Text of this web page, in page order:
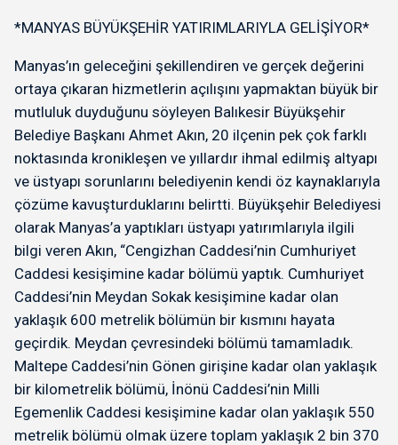
*MANYAS BÜYÜKŞEHİR YATIRIMLARIYLA GELİŞİYOR*
Manyas’ın geleceğini şekillendiren ve gerçek değerini
ortaya çıkaran hizmetlerin açılışını yapmaktan büyük bir
mutluluk duyduğunu söyleyen Balıkesir Büyükşehir
Belediye Başkanı Ahmet Akın, 20 ilçenin pek çok farklı
noktasında kronikleşen ve yıllardır ihmal edilmiş altyapı
ve üstyapı sorunlarını belediyenin kendi öz kaynaklarıyla
çözüme kavuşturduklarını belirtti. Büyükşehir Belediyesi
olarak Manyas’a yaptıkları üstyapı yatırımlarıyla ilgili
bilgi veren Akın, “Cengizhan Caddesi’nin Cumhuriyet
Caddesi kesişimine kadar bölümü yaptık. Cumhuriyet
Caddesi’nin Meydan Sokak kesişimine kadar olan
yaklaşık 600 metrelik bölümün bir kısmını hayata
geçirdik. Meydan çevresindeki bölümü tamamladık.
Maltepe Caddesi’nin Gönen girişine kadar olan yaklaşık
bir kilometrelik bölümü, İnönü Caddesi’nin Milli
Egemenlik Caddesi kesişimine kadar olan yaklaşık 550
metrelik bölümü olmak üzere toplam yaklaşık 2 bin 370